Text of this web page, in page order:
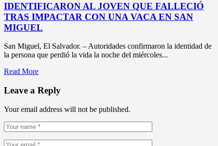
IDENTIFICARON AL JOVEN QUE FALLECIÓ
TRAS IMPACTAR CON UNA VACA EN SAN
MIGUEL
San Miguel, El Salvador. – Autoridades confirmaron la identidad de
la persona que perdió la vida la noche del miércoles...
Read More
Leave a Reply
Your email address will not be published.